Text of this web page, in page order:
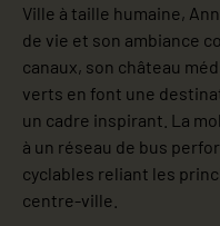
Ville à taille humaine,
de vie et son ambiance
canaux, son château
verts en font une
un cadre inspirant. La
à un réseau de bus
cyclables reliant les
centre-ville.